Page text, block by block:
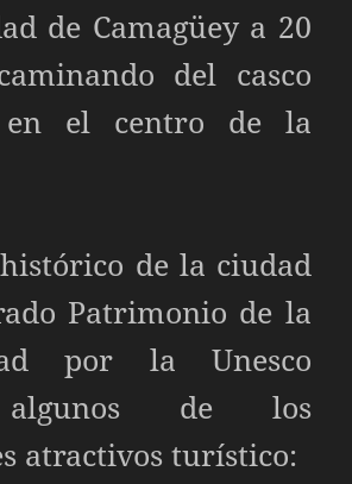
de Camagüey a 20
del casco
en el centro de la
de la ciudad
Patrimonio de la
por la Unesco
algunos de los
atractivos turístico: